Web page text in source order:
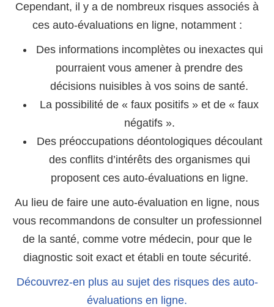
Cependant, il y a de nombreux risques associés à
ces auto-évaluations en ligne, notamment :
Des informations incomplètes ou inexactes qui
pourraient vous amener à prendre des
décisions nuisibles à vos soins de santé.
La possibilité de « faux positifs » et de « faux
négatifs ».
Des préoccupations déontologiques découlant
des conflits d’intérêts des organismes qui
proposent ces auto-évaluations en ligne.
Au lieu de faire une auto-évaluation en ligne, nous
vous recommandons de consulter un professionnel
de la santé, comme votre médecin, pour que le
diagnostic soit exact et établi en toute sécurité.
Découvrez-en plus au sujet des risques des auto-
évaluations en ligne.